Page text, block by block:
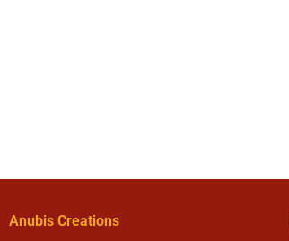
Anubis Creations